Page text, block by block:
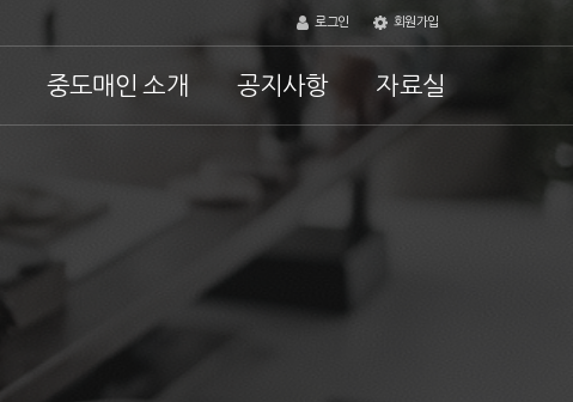
로그인 회원가입
중도매인 소개 공지사항 자료실